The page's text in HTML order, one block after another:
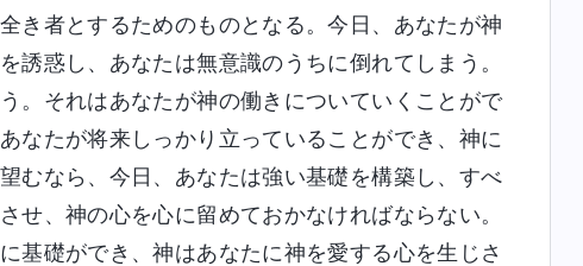
き者とするためのものとなる。今日、あなたが神
誘惑し、あなたは無意識のうちに倒れてしまう。
。それはあなたが神の働きについていくことがで
なたが将来しっかり立っていることができ、神に
むなら、今日、あなたは強い基礎を構築し、すべ
、神の心を心に留めておかなければならない。
基礎ができ、神はあなたに神を愛する心を生じさ